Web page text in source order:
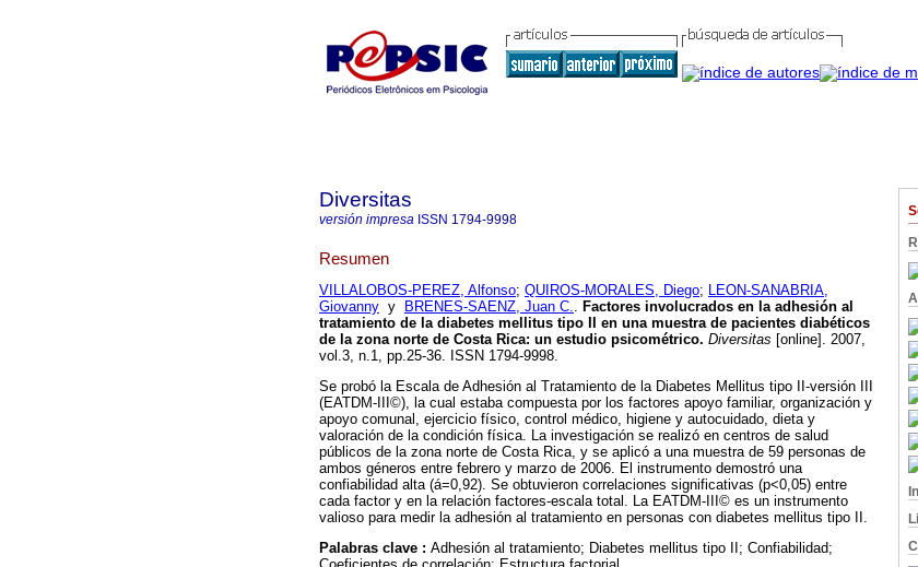
Diversitas
versión impresa ISSN 1794-9998
Resumen
VILLALOBOS-PEREZ, Alfonso; QUIROS-MORALES, Diego; LEON-SANABRIA,
Giovanny y BRENES-SAENZ, Juan C.. Factores involucrados en la adhesión al
tratamiento de la diabetes mellitus tipo II en una muestra de pacientes diabéticos
de la zona norte de Costa Rica: un estudio psicométrico. Diversitas [online]. 2007,
vol.3, n.1, pp.25-36. ISSN 1794-9998.
Se probó la Escala de Adhesión al Tratamiento de la Diabetes Mellitus tipo II-versión III
(EATDM-III©), la cual estaba compuesta por los factores apoyo familiar, organización y
apoyo comunal, ejercicio físico, control médico, higiene y autocuidado, dieta y
valoración de la condición física. La investigación se realizó en centros de salud
públicos de la zona norte de Costa Rica, y se aplicó a una muestra de 59 personas de
ambos géneros entre febrero y marzo de 2006. El instrumento demostró una
confiabilidad alta (á=0,92). Se obtuvieron correlaciones significativas (p<0,05) entre
cada factor y en la relación factores-escala total. La EATDM-III© es un instrumento
valioso para medir la adhesión al tratamiento en personas con diabetes mellitus tipo II.
Palabras clave : Adhesión al tratamiento; Diabetes mellitus tipo II; Confiabilidad;